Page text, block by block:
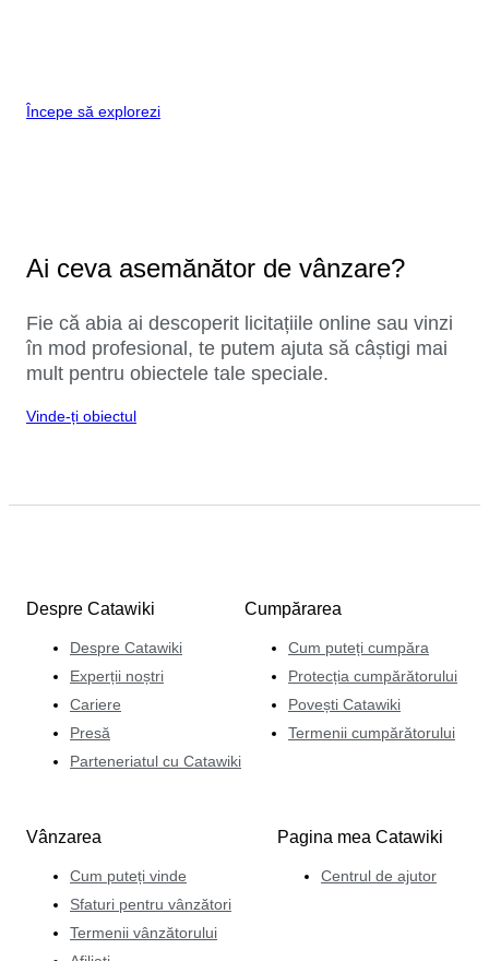
Începe să explorezi
Ai ceva asemănător de vânzare?
Fie că abia ai descoperit licitațiile online sau vinzi
în mod profesional, te putem ajuta să câștigi mai
mult pentru obiectele tale speciale.
Vinde-ți obiectul
Despre Catawiki
Despre Catawiki
Experții noștri
Cariere
Presă
Parteneriatul cu Catawiki
Cumpărarea
Cum puteți cumpăra
Protecția cumpărătorului
Povești Catawiki
Termenii cumpărătorului
Vânzarea
Cum puteți vinde
Sfaturi pentru vânzători
Termenii vânzătorului
Pagina mea Catawiki
Centrul de ajutor